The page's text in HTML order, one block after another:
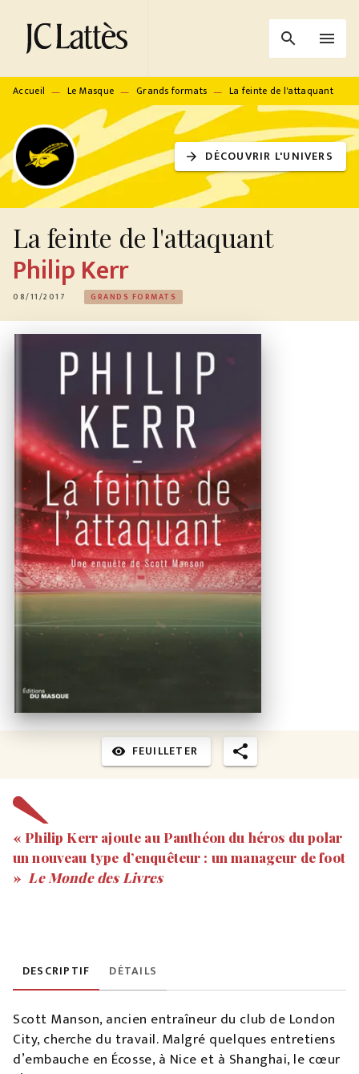
MENU RECHERCHE
PIED DE PAGE
search menu
Accueil — Le Masque — Grands formats — La feinte de l'attaquant
arrow_forward DÉCOUVRIR L'UNIVERS
La feinte de l'attaquant
Philip Kerr
08/11/2017 GRANDS FORMATS
visibility FEUILLETER
« Philip Kerr ajoute au Panthéon du héros du polar
un nouveau type d’enquêteur : un manageur de foot
» Le Monde des Livres
DESCRIPTIF DÉTAILS
Scott Manson, ancien entraîneur du club de London
City, cherche du travail. Malgré quelques entretiens
d’embauche en Écosse, à Nice et à Shanghai, le cœur